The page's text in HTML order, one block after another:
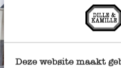
Deze website maakt